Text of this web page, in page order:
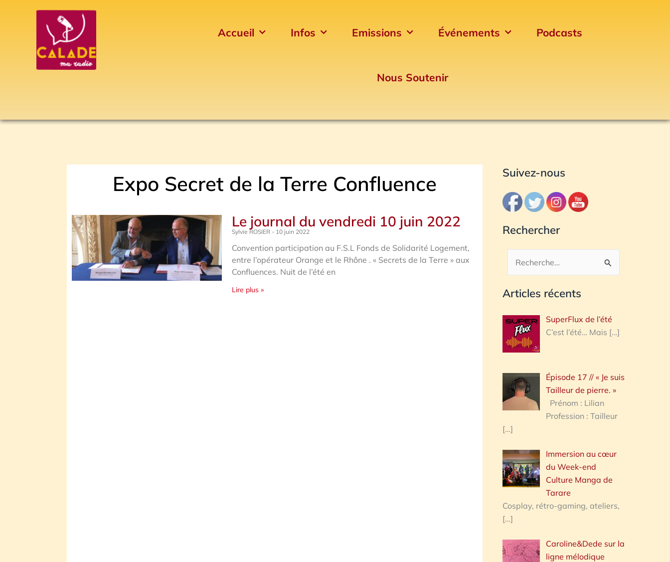
Accueil Infos Emissions Événements Podcasts
Nous Soutenir
Expo Secret de la Terre Confluence
Le journal du vendredi 10 juin 2022
Sylvie ROSIER 10 juin 2022
Convention participation au F.S.L Fonds de Solidarité Logement,
entre l’opérateur Orange et le Rhône . « Secrets de la Terre » aux
Confluences. Nuit de l’été en
Lire plus »
Suivez-nous
Rechercher
Rechercher :
Articles récents
SuperFlux de l’été
C’est l’été… Mais […]
Épisode 17 // « Je suis
Tailleur de pierre. »
Prénom : Lilian
Profession : Tailleur
[…]
Immersion au cœur
du Week-end
Culture Manga de
Tarare
Cosplay, rétro-gaming, ateliers,
[…]
Caroline&Dede sur la
ligne mélodique
Archives